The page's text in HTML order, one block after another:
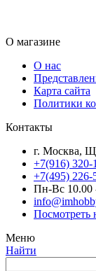
О магазине
О нас
Карта сайта
Политики
Контакты
г. Москва,
+7(916) 320-
+7(495) 226-
Пн-Вс 10.00
Посмотреть
Меню
Найти